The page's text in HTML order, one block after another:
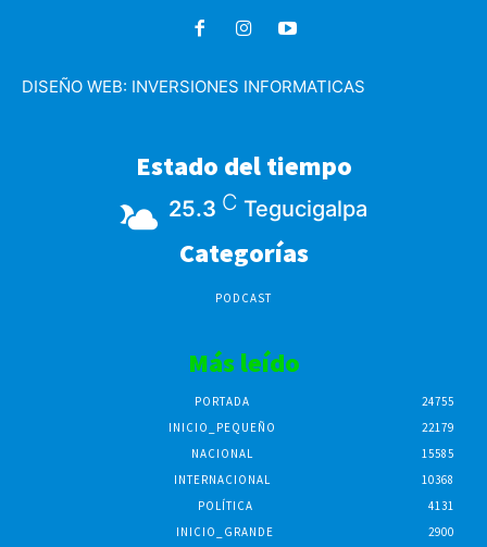
DISEÑO WEB: INVERSIONES INFORMATICAS
Estado del tiempo
25.3 C Tegucigalpa
Categorías
PODCAST
Más leído
PORTADA
24755
INICIO_PEQUEÑO
22179
NACIONAL
15585
INTERNACIONAL
10368
POLÍTICA
4131
INICIO_GRANDE
2900